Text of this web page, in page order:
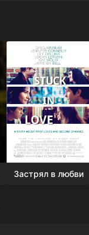
Застрял в любви